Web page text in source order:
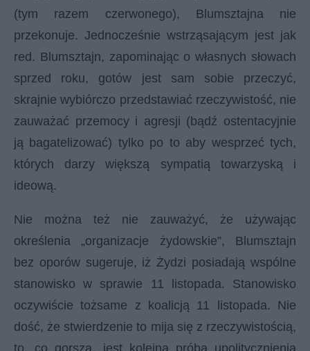
(tym razem czerwonego), Blumsztajna nie
przekonuje. Jednocześnie wstrząsającym jest jak
red. Blumsztajn, zapominając o własnych słowach
sprzed roku, gotów jest sam sobie przeczyć,
skrajnie wybiórczo przedstawiać rzeczywistość, nie
zauważać przemocy i agresji (bądź ostentacyjnie
ją bagatelizować) tylko po to aby wesprzeć tych,
których darzy większą sympatią towarzyską i
ideową.
Nie można też nie zauważyć, że używając
określenia „organizacje żydowskie”, Blumsztajn
bez oporów sugeruje, iż Żydzi posiadają wspólne
stanowisko w sprawie 11 listopada. Stanowisko
oczywiście tożsame z koalicją 11 listopada. Nie
dość, że stwierdzenie to mija się z rzeczywistością,
to, co gorsza, jest kolejną próbą upolitycznienia